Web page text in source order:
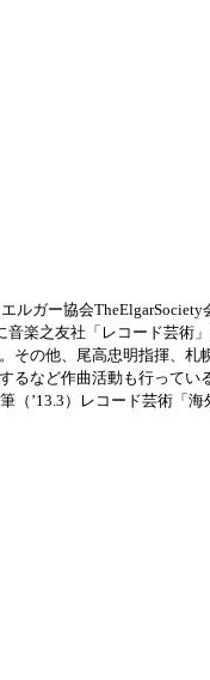
ルガー協会
楽之友社「レコード芸術
その他、尾高忠明指揮、
など作曲活動も行ってい
’13.3）レコード芸術「